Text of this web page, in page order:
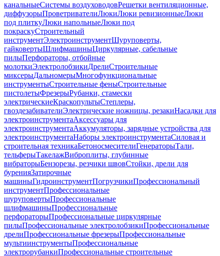
канальныеСистемы воздуховодовРешетки вентиляционные,
диффузорыПроветривателиЛюкиЛюки ревизионныеЛюки
под плиткуЛюки напольныеЛюки под
покраскуСтроительный
инструментЭлектроинструментШуруповерты,
гайковертыШлифмашиныЦиркулярные, сабельные
пилыПерфораторы, отбойные
молоткиЭлектролобзикиДрелиСтроительные
миксерыДальномерыМногофункциональные
инструментыСтроительные феныСтроительные
пистолетыФрезерыРубанки, стамески
электрическиеКраскопультыСтеплеры,
гвоздезабивателиЭлектрические ножницы, резакиНасадки для
электроинструментаАксессуары для
электроинструментаАккумуляторы, зарядные устройства для
электроинструментаНаборы электроинструментаСиловая и
строительная техникаБетоносмесителиГенераторыТали,
тельферыТакелажВиброплиты, глубинные
вибраторыБензорезы, резчики швовСтойки, дрели для
буренияЗатирочные
машиныГидроинструментПогрузчикиПрофессиональный
инструментПрофессиональные
шуруповертыПрофессиональные
шлифмашиныПрофессиональные
перфораторыПрофессиональные циркулярные
пилыПрофессиональные электролобзикиПрофессиональные
дрелиПрофессиональные фрезерыПрофессиональные
мультиинструментыПрофессиональные
электрорубанкиПрофессиональные строительные